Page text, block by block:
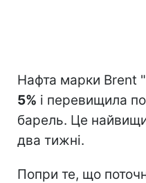
Нафта марки Brent
5% і перевищила
барель. Це
два тижні.
Попри те, що